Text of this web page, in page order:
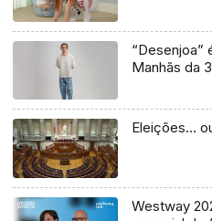
“Desenjoa”
Manhãs da
Eleições…
Westway